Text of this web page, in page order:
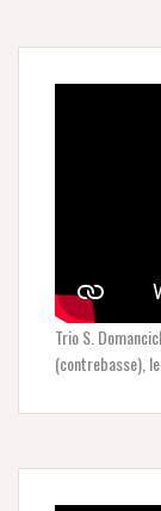
Trio S.
(contrebasse),